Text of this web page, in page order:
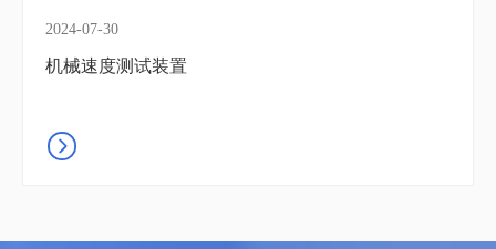
2024-07-30
机械速度测试装置